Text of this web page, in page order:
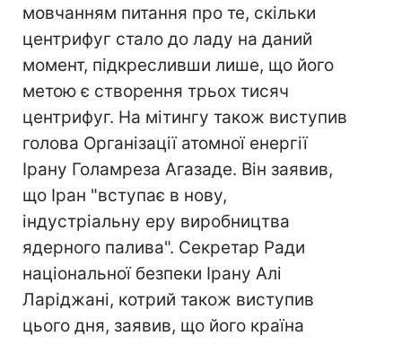
мовчанням питання про те, скільки
центрифуг стало до ладу на даний
момент, підкресливши лише, що його
метою є створення трьох тисяч
центрифуг. На мітингу також виступив
голова Організації атомної енергії
Ірану Голамреза Агазаде. Він заявив,
що Іран "вступає в нову,
індустріальну еру виробництва
ядерного палива". Секретар Ради
національної безпеки Ірану Алі
Ларіджані, котрий також виступив
цього дня, заявив, що його країна